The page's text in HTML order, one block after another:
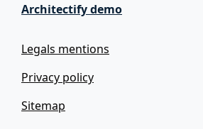
Architectify demo
Legals mentions
Privacy policy
Sitemap